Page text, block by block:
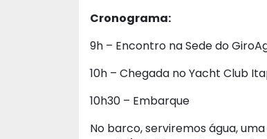
Cronograma:
9h – Encontro na Sede do
10h – Chegada no Yacht Club
10h30 – Embarque
No barco, serviremos água,